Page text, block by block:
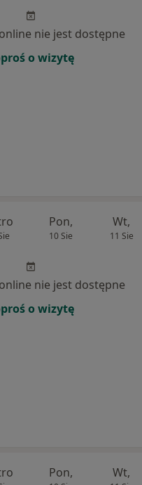
nie jest dostępne
o wizytę
Pon,
10 Sie
Wt,
11 Sie
nie jest dostępne
o wizytę
Pon, Wt,